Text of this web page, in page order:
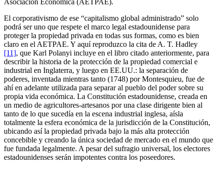
Asociación Económica (AETPAE).
El corporativismo de ese “capitalismo global administrado” solo
podrá ser uno que respete el marco legal estadounidense para
proteger la propiedad privada en todas sus formas, como es bien
claro en el AETPAE. Y aquí reproduzco la cita de A. T. Hadley
[11], que Karl Polanyi incluye en el libro citado anteriormente, para
describir la historia de la protección de la propiedad comercial e
industrial en Inglaterra, y luego en EE.UU.: la separación de
poderes, inventada mientras tanto (1748) por Montesquieu, fue de
ahí en adelante utilizada para separar al pueblo del poder sobre su
propia vida económica. La Constitución estadounidense, creada en
un medio de agricultores-artesanos por una clase dirigente bien al
tanto de lo que sucedía en la escena industrial inglesa, aísla
totalmente la esfera económica de la jurisdicción de la Constitución,
ubicando así la propiedad privada bajo la más alta protección
concebible y creando la única sociedad de mercado en el mundo que
fue fundada legalmente. A pesar del sufragio universal, los electores
estadounidenses serán impotentes contra los poseedores.